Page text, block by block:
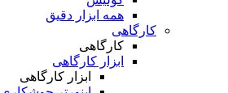
همه ابزار دقیق
کارگاهی
کارگاهی
ابزار کارگاهی
ابزار کارگاهی